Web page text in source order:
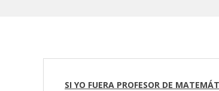
SI YO FUERA PROFESOR DE